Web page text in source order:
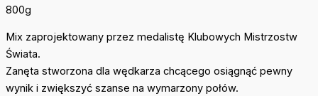
800g
Mix zaprojektowany przez medalistę Klubowych Mistrzostw
Świata.
Zanęta stworzona dla wędkarza chcącego osiągnąć pewny
wynik i zwiększyć szanse na wymarzony połów.